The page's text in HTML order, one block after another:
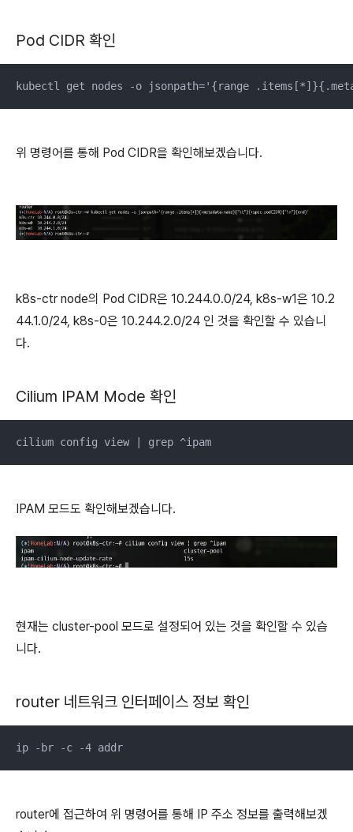
Pod CIDR 확인
kubectl get nodes -o jsonpath='{range
위 명령어를 통해 Pod CIDR을 확인해보겠습니다.
k8s-ctr node의 Pod CIDR은 10.244.0.0/24, k8s-w1은 10.2
44.1.0/24, k8s-0은 10.244.2.0/24 인 것을 확인할 수 있습니
다.
Cilium IPAM Mode 확인
cilium config view | grep ^ipam
IPAM 모드도 확인해보겠습니다.
현재는 cluster-pool 모드로 설정되어 있는 것을 확인할 수 있습
니다.
router 네트워크 인터페이스 정보 확인
ip -br -c -4 addr
router에 접근하여 위 명령어를 통해 IP 주소 정보를 출력해보겠